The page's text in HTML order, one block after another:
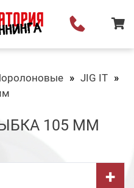
JIG IT
105 ММ
+